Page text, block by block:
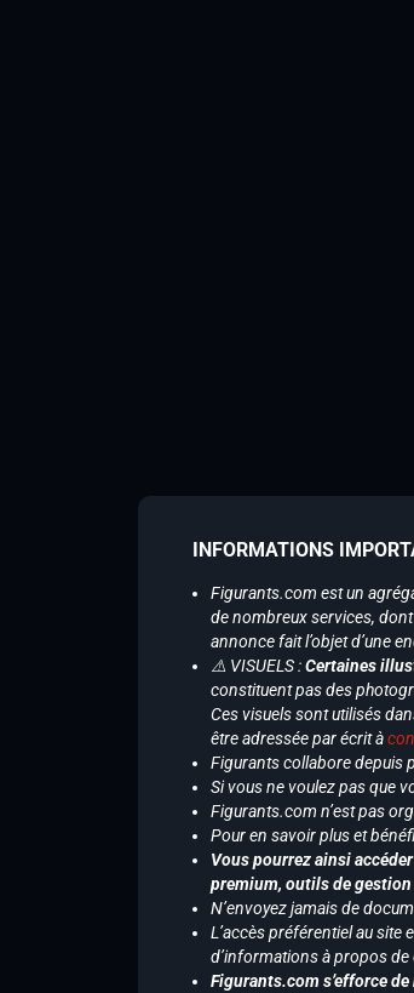
INFORMATIONS
Figurants.com est un
de nombreux services,
annonce fait l’objet d’une
⚠️ VISUELS :Certaines
constituent pas des
Ces visuels sont utilisés
être adressée par écrit à
Figurants collabore depuis
Si vous ne voulez pas que
Figurants.com n’est pas
Pour en savoir plus et
Vous pourrez ainsi
premium, outils de gestion
N’envoyez jamais de
L’accès préférentiel au site
d’informations à propos
Figurants.com s’efforce